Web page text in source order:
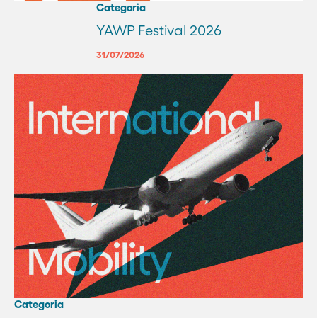
Categoria
YAWP Festival 2026
31/07/2026
Categoria